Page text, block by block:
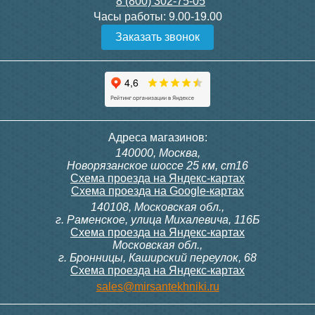
Конвектор ITT.080.200.1300
с решеткой GRILL.SGW-20-
Конвектор ITT.080.200.1000
с решеткой GRILL.SGW-20-
Конвектор ITT.080.200.1000
с решеткой GRILL.SGW-20-
Конвектор ITT.080.200.900 с
решеткой GRILL.SGA-20-
Подробнее Подробнее
3 950
11, 230В (механ.)
6 000
Часы работы: 9.00-19.00
Заказать звонок
Адреса магазинов:
140000, Москва,
Новорязанское шоссе 25 км, ст16
Схема проезда на Яндекс-картах
Схема проезда на Google-картах
140108, Московская обл.,
г. Раменское, улица Михалевича, 116Б
Схема проезда на Яндекс-картах
Московская обл.,
г. Бронницы, Каширский переулок, 68
Схема проезда на Яндекс-картах
sales@mirsantekhniki.ru